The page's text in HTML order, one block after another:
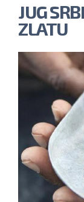
JUG
ZLATU